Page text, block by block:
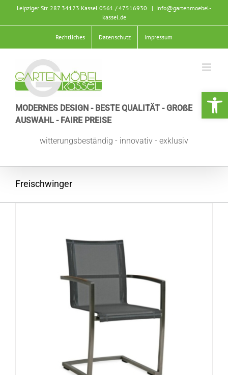
springen
Leipziger Str. 287 34123 Kassel 0561 / 47516930 | info@gartenmoebel-
kassel.de
Rechtliches Datenschutz Impressum
MODERNES DESIGN - BESTE QUALITÄT - GROßE
AUSWAHL - FAIRE PREISE
witterungsbeständig - innovativ - exklusiv
Freischwinger